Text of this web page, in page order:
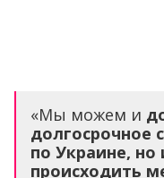
«Мы можем и
долгосрочное
по Украине,
происходить